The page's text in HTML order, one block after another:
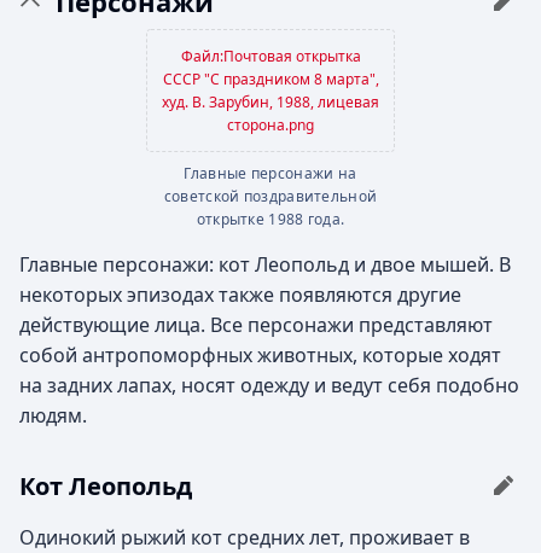
Файл:Почтовая открытка
СССР "C праздником 8 марта",
худ. В. Зарубин, 1988, лицевая
сторона.png
Главные персонажи на
советской поздравительной
открытке 1988 года.
Главные персонажи: кот Леопольд и двое мышей. В
некоторых эпизодах также появляются другие
действующие лица. Все персонажи представляют
собой антропоморфных животных, которые ходят
на задних лапах, носят одежду и ведут себя подобно
людям.
Кот Леопольд
Одинокий рыжий кот средних лет, проживает в